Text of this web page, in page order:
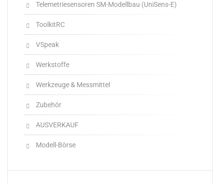
Telemetriesensoren SM-Modellbau (UniSens-E)
ToolkitRC
VSpeak
Werkstoffe
Werkzeuge & Messmittel
Zubehör
AUSVERKAUF
Modell-Börse